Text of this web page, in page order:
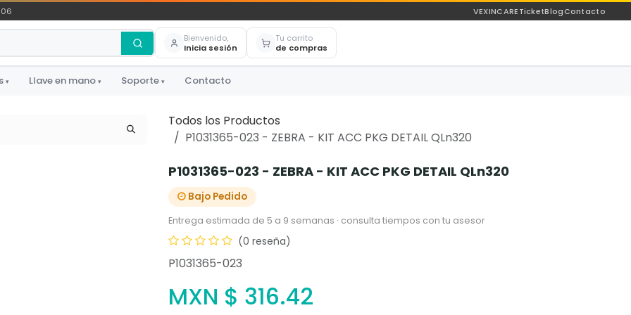
VEXINCARETicketBlogContacto
Bienvenido,
Inicia sesión
Tu carrito
de compras
▾ Llave en mano ▾ Soporte ▾ Contacto
Todos los Productos
P1031365-023 - ZEBRA - KIT ACC PKG DETAIL QLn320
P1031365-023 - ZEBRA - KIT ACC PKG DETAIL QLn320
Bajo Pedido
Entrega estimada de 5 a 9 semanas · consulta tiempos con tu asesor
(0 reseña)
P1031365-023
MXN $ 316.42